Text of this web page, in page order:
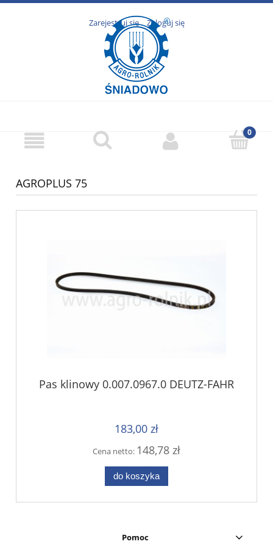
Zarejestruj się Zaloguj się
AGROPLUS 75
Pas klinowy 0.007.0967.0 DEUTZ-FAHR
183,00 zł
Cena netto: 148,78 zł
do koszyka
Pomoc